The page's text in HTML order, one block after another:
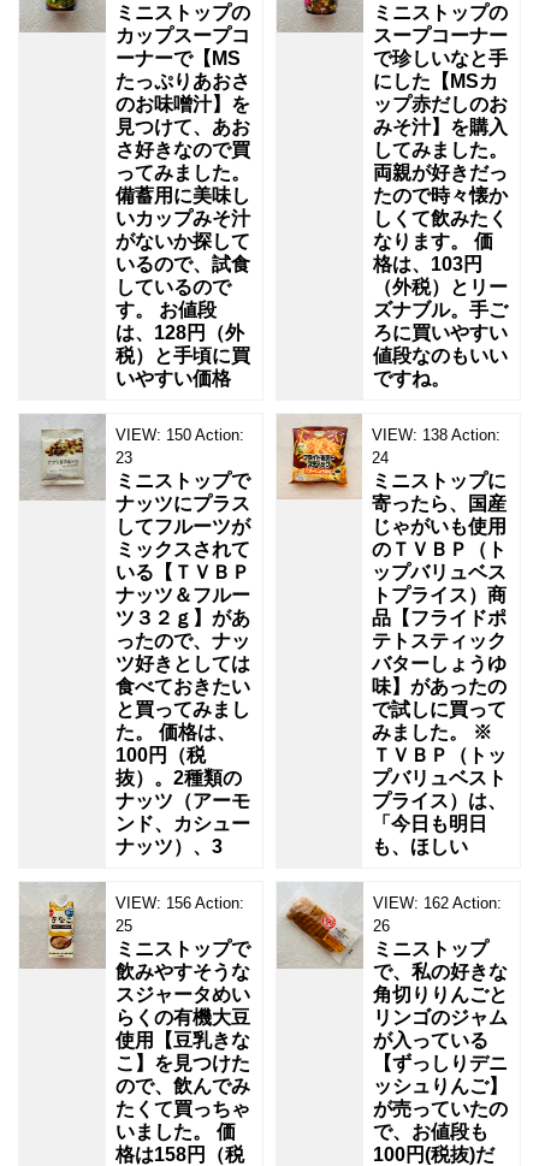
ミニストップの
カップスープコ
ーナーで【MS
たっぷりあおさ
のお味噌汁】を
見つけて、あお
さ好きなので買
ってみました。
備蓄用に美味し
いカップみそ汁
がないか探して
いるので、試食
しているので
す。 お値段
は、128円（外
税）と手頃に買
いやすい価格
ミニストップの
スープコーナー
で珍しいなと手
にした【MSカ
ップ赤だしのお
みそ汁】を購入
してみました。
両親が好きだっ
たので時々懐か
しくて飲みたく
なります。 価
格は、103円
（外税）とリー
ズナブル。手ご
ろに買いやすい
値段なのもいい
ですね。
VIEW: 150 Action:
23
ミニストップで
ナッツにプラス
してフルーツが
ミックスされて
いる【ＴＶＢＰ
ナッツ＆フルー
ツ３２ｇ】があ
ったので、ナッ
ツ好きとしては
食べておきたい
と買ってみまし
た。 価格は、
100円（税
抜）。2種類の
ナッツ（アーモ
ンド、カシュー
ナッツ）、3
VIEW: 138 Action:
24
ミニストップに
寄ったら、国産
じゃがいも使用
のＴＶＢＰ（ト
ップバリュベス
トプライス）商
品【フライドポ
テトスティック
バターしょうゆ
味】があったの
で試しに買って
みました。 ※
ＴＶＢＰ（トッ
プバリュベスト
プライス）は、
「今日も明日
も、ほしい
VIEW: 156 Action:
25
ミニストップで
飲みやすそうな
スジャータめい
らくの有機大豆
使用【豆乳きな
こ】を見つけた
ので、飲んでみ
たくて買っちゃ
いました。 価
格は158円（税
VIEW: 162 Action:
26
ミニストップ
で、私の好きな
角切りりんごと
リンゴのジャム
が入っている
【ずっしりデニ
ッシュりんご】
が売っていたの
で、お値段も
100円(税抜)だ